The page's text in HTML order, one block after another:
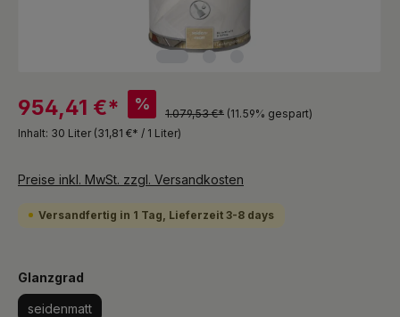
954,41 €* %
1.079,53 €* (11.59% gespart)
Inhalt: 30 Liter (31,81 €* / 1 Liter)
Preise inkl. MwSt. zzgl. Versandkosten
Versandfertig in 1 Tag, Lieferzeit 3-8 days
Glanzgrad
seidenmatt